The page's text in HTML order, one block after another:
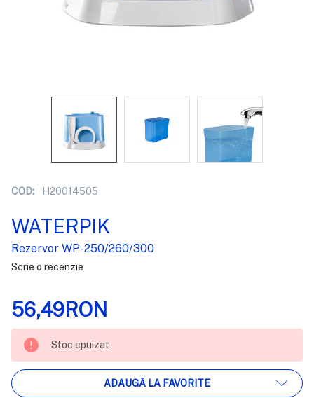
COD: H20014505
WATERPIK
Rezervor WP-250/260/300
Scrie o recenzie
56,49RON
STOC
EPUIZAT
Stoc epuizat
ADAUGĂ LA FAVORITE